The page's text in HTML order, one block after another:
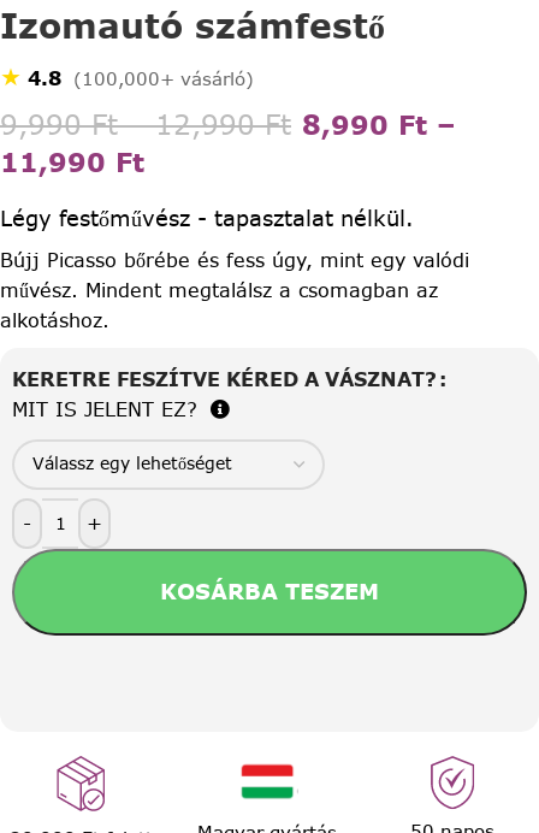
Izomautó számfestő
★ 4.8 (100,000+ vásárló)
9,990Ft – 12,990Ft 8,990 Ft –
11,990 Ft
Légy festőművész - tapasztalat nélkül.
Bújj Picasso bőrébe és fess úgy, mint egy valódi
művész. Mindent megtalálsz a csomagban az
alkotáshoz.
KERETRE FESZÍTVE KÉRED A VÁSZNAT?
MIT IS JELENT EZ?
- +
KOSÁRBA TESZEM